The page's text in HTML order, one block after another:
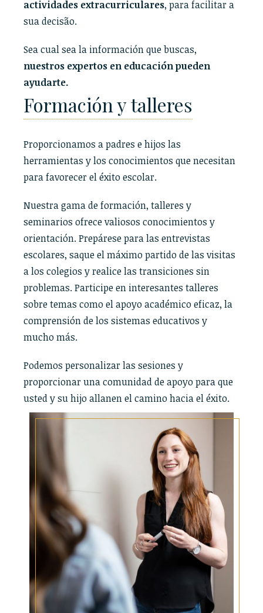
actividades extracurriculares, para facilitar a
sua decisão.
Sea cual sea la información que buscas,
nuestros expertos en educación pueden
ayudarte.
Formación y talleres
Proporcionamos a padres e hijos las
herramientas y los conocimientos que necesitan
para favorecer el éxito escolar.
Nuestra gama de formación, talleres y
seminarios ofrece valiosos conocimientos y
orientación. Prepárese para las entrevistas
escolares, saque el máximo partido de las visitas
a los colegios y realice las transiciones sin
problemas. Participe en interesantes talleres
sobre temas como el apoyo académico eficaz, la
comprensión de los sistemas educativos y
mucho más.
Podemos personalizar las sesiones y
proporcionar una comunidad de apoyo para que
usted y su hijo allanen el camino hacia el éxito.